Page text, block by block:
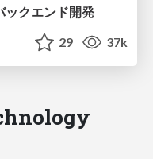
クエンド開発
29 37k